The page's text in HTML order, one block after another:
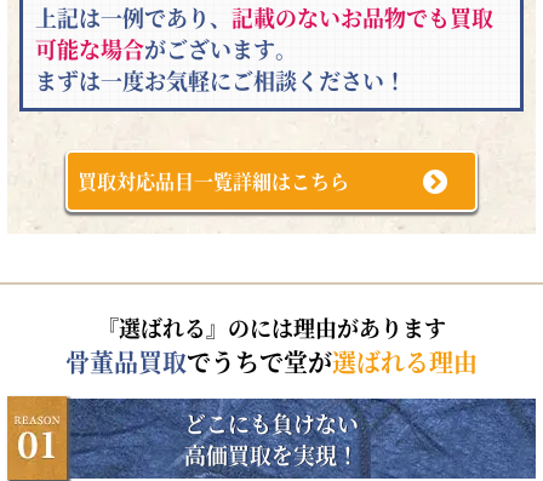
上記は一例であり、 記載のないお品物でも買取
可能な場合がございます。
まずは一度お気軽にご相談ください！
買取対応品目一覧詳細はこちら
『選ばれる』のには理由があります
骨董品買取でうちで堂が選ばれる理由
どこにも負けない
高価買取を実現！